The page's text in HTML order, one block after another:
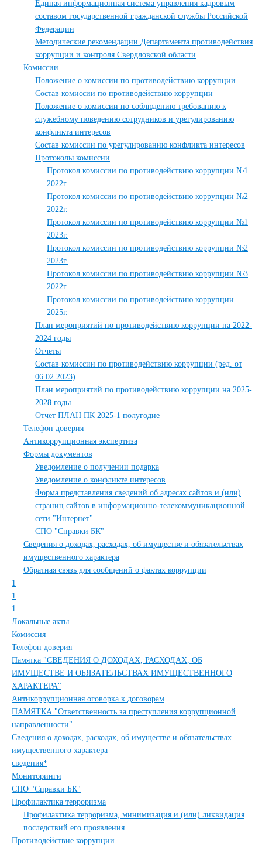
Единая информационная система управления кадровым
составом государственной гражданской службы Российской
Федерации
Методические рекомендации Департамента противодействия
коррупции и контроля Свердловской области
Комиссии
Положение о комиссии по противодействию коррупции
Состав комиссии по противодействию коррупции
Положение о комиссии по соблюдению требованию к
служебному поведению сотрудников и урегулированию
конфликта интересов
Состав комиссии по урегулированию конфликта интересов
Протоколы комиссии
Протокол комиссии по противодействию коррупции №1
2022г.
Протокол комиссии по противодействию коррупции №2
2022г.
Протокол комиссии по противодействию коррупции №1
2023г.
Протокол комиссии по противодействию коррупции №2
2023г.
Протокол комиссии по противодействию коррупции №3
2022г.
Протокол комиссии по противодействию коррупции
2025г.
План мероприятий по противодействию коррупции на 2022-
2024 годы
Отчеты
Состав комиссии по противодействию коррупции (ред. от
06.02.2023)
План мероприятий по противодействию коррупции на 2025-
2028 годы
Отчет ПЛАН ПК 2025-1 полугодие
Телефон доверия
Антикоррупционная экспертиза
Формы документов
Уведомление о получении подарка
Уведомление о конфликте интересов
Форма представления сведений об адресах сайтов и (или)
страниц сайтов в информационно-телекоммуникационной
сети "Интернет"
СПО "Справки БК"
Сведения о доходах, расходах, об имуществе и обязательствах
имущественного характера
Обратная связь для сообщений о фактах коррупции
1
1
1
Локальные акты
Комиссия
Телефон доверия
Памятка "СВЕДЕНИЯ О ДОХОДАХ, РАСХОДАХ, ОБ
ИМУЩЕСТВЕ И ОБЯЗАТЕЛЬСТВАХ ИМУЩЕСТВЕННОГО
ХАРАКТЕРА"
Антикоррупционная оговорка к договорам
ПАМЯТКА "Ответственность за преступления коррупционной
направленности"
Сведения о доходах, расходах, об имуществе и обязательствах
имущественного характера
сведения*
Мониторинги
СПО "Справки БК"
Профилактика терроризма
Профилактика терроризма, минимизация и (или) ликвидация
последствий его проявления
Противодействие коррупции